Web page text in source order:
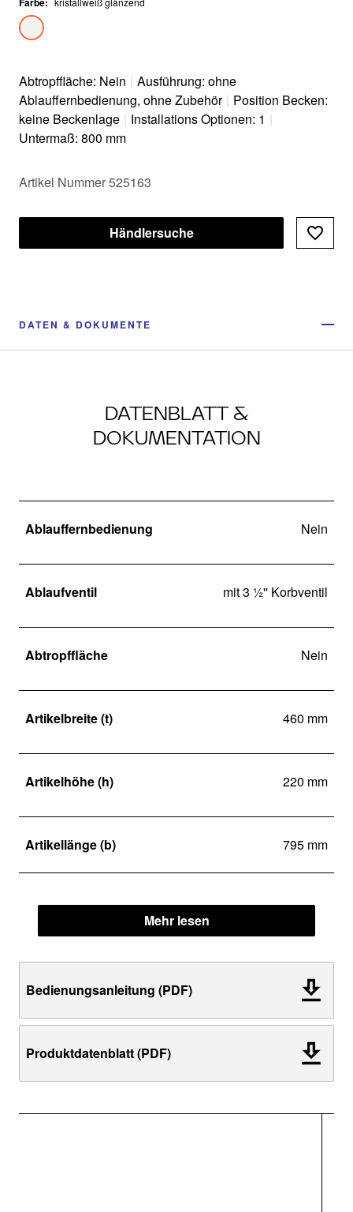
Abtropffläche: Nein | Ausführung: ohne
Ablauffernbedienung, ohne Zubehör | Position Becken:
keine Beckenlage | Installations Optionen: 1 |
Untermaß: 800 mm
Artikel Nummer 525163
Händlersuche
DATEN & DOKUMENTE
DATENBLATT &
DOKUMENTATION
Ablauffernbedienung Nein
Ablaufventil mit 3 ½'' Korbventil
Abtropffläche Nein
Artikelbreite (t) 460 mm
Artikelhöhe (h) 220 mm
Artikellänge (b) 795 mm
Mehr lesen
Bedienungsanleitung (PDF)
Produktdatenblatt (PDF)